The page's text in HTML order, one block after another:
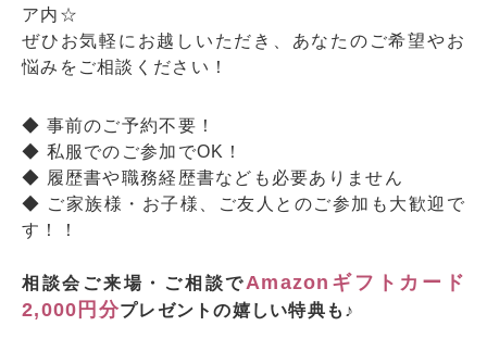
ア内☆
ぜひお気軽にお越しいただき、あなたのご希望やお
悩みをご相談ください！
◆ 事前のご予約不要！
◆ 私服でのご参加でOK！
◆ 履歴書や職務経歴書なども必要ありません
◆ ご家族様・お子様、ご友人とのご参加も大歓迎で
す！！
相談会ご来場・ご相談でAmazonギフトカード
2,000円分プレゼントの嬉しい特典も♪